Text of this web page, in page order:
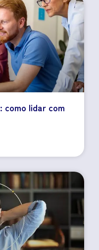
como lidar com